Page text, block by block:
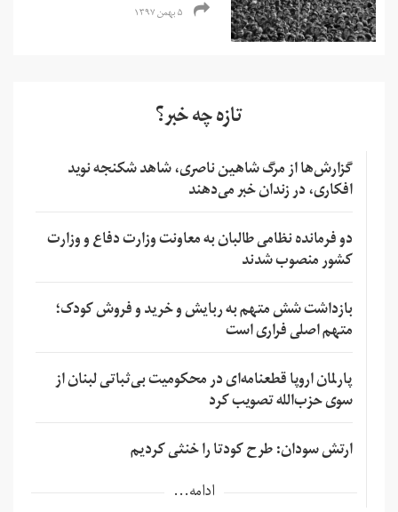
۵ بهمن ۱۳۹۷
تازه چه خبر؟
گزارش‌ها از مرگ شاهین ناصری، شاهد شکنجه نوید
افکاری، در زندان خبر می‌دهند
دو فرمانده نظامی طالبان به معاونت وزارت دفاع و وزارت
کشور منصوب شدند
بازداشت شش متهم به ربایش و خرید و فروش کودک؛
متهم اصلی فراری است
پارلمان اروپا قطعنامه‌ای در محکومیت بی‌ثباتی لبنان از
سوی حزب‌الله تصویب کرد
ارتش سودان: طرح کودتا را خنثی کردیم
ادامه...